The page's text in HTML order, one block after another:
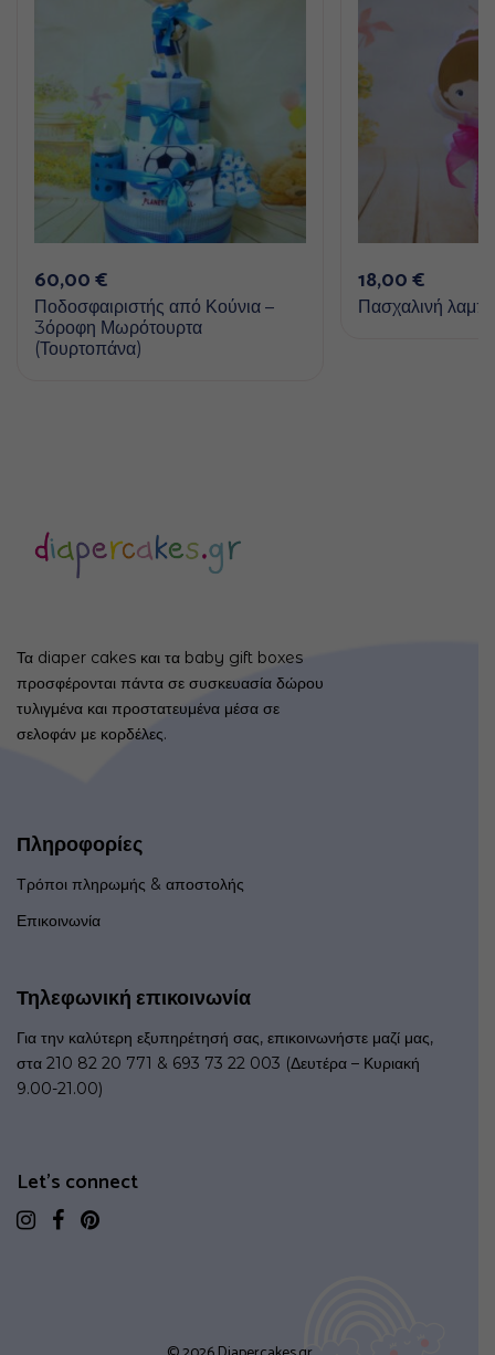
60,00€
Ποδοσφαιριστής από Κούνια –
3όροφη Μωρότουρτα
(Τουρτοπάνα)
18,00€
Πασχαλινή
Τα diaper cakes και τα baby gift boxes
προσφέρονται πάντα σε συσκευασία δώρου
τυλιγμένα και προστατευμένα μέσα σε
σελοφάν με κορδέλες.
Πληροφορίες
Τρόποι πληρωμής & αποστολής
Επικοινωνία
Τηλεφωνική επικοινωνία
Για την καλύτερη εξυπηρέτησή σας, επικοινωνήστε μαζί μας,
στα 210 82 20 771 & 693 73 22 003 (Δευτέρα – Κυριακή
9.00-21.00)
Let's connect